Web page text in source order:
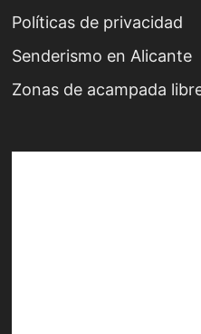
Políticas de privacidad
Senderismo en Alicante
Zonas de acampada